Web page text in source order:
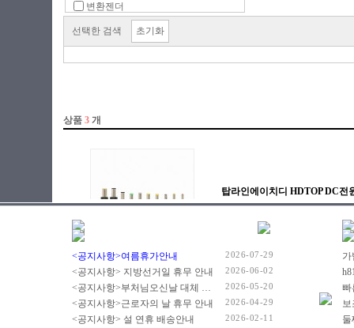
변환젠더
보호용품
주변기기
선택한 검색 초기화
<공지사항>여름휴가안내 2026-07-29
<공지사항> 지방선거일 휴무 안내 2026-06-02
<공지사항>부처님오신날 대체 휴무 안내 2026-05-20
<공지사항>근로자의 날 휴무 안내 2026-04-29
<공지사항> 설 연휴 배송안내 2026-02-11
빠